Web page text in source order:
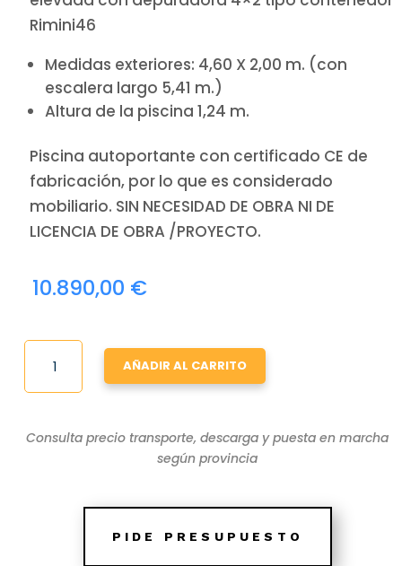
Rimini46
Medidas exteriores: 4,60 X 2,00 m. (con
escalera largo 5,41 m.)
Altura de la piscina 1,24 m.
Piscina autoportante con certificado CE de
fabricación, por lo que es considerado
mobiliario. SIN NECESIDAD DE OBRA NI DE
LICENCIA DE OBRA /PROYECTO.
10.890,00 €
PISCINA
ELEVADA
DEPURADORA
CONTENEDOR
AÑADIR AL CARRITO
Consulta precio transporte, descarga y puesta en marcha
según provincia
PIDE PRESUPUESTO